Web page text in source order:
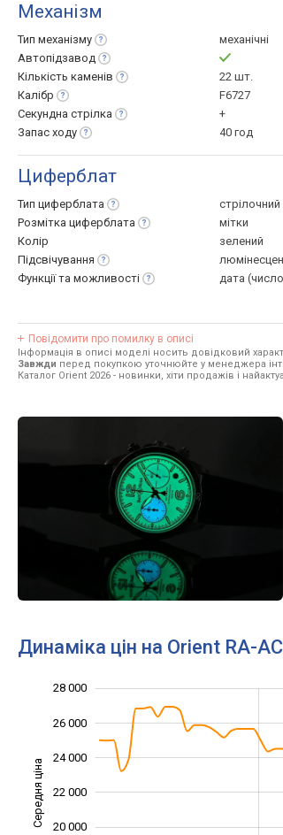
Механізм
Тип механізму
механічні
Автопідзавод
Кількість каменів
22 шт.
Калібр
F6727
Секундна стрілка
+
Запас ходу 40 год
Циферблат
Тип циферблата
стрілочний
Розмітка циферблата
мітки
Колір
зелений
Підсвічування
Функції та можливості дата
Повідомити про помилку в описі
Інформація в описі моделі носить довідковий
Завжди перед покупкою уточнюйте у менеджера
Каталог Orient 2026 - новинки, хіти продажів і
Динаміка цін на Orient RA-
Середня ціна 16 000
20 000
22 000
24 000
26 000
28 000